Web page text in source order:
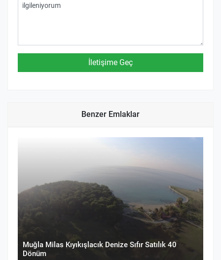
Benzer Emlaklar
Muğla Milas Kıyıkışlacık Denize Sıfır Satılık 40
Dönüm